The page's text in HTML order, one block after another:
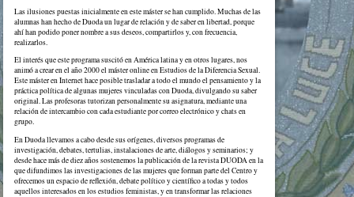
Las ilusiones puestas inicialmente en este máster se han cumplido. Muchas de las
alumnas han hecho de Duoda un lugar de relación y de saber en libertad, porque
ahí han podido poner nombre a sus deseos, compartirlos y, con frecuencia,
realizarlos.
El interés que este programa suscitó en América latina y en otros lugares, nos
animó a crear en el año 2000 el máster online en Estudios de la Diferencia Sexual.
Este máster en Internet hace posible trasladar a todo el mundo el pensamiento y la
práctica política de algunas mujeres vinculadas con Duoda, divulgando su saber
original. Las profesoras tutorizan personalmente su asignatura, mediante una
relación de intercambio con cada estudiante por correo electrónico y chats en
grupo.
En Duoda llevamos a cabo desde sus orígenes, diversos programas de
investigación, debates, tertulias, instalaciones de arte, diálogos y seminarios; y
desde hace más de diez años sostenemos la publicación de la revista DUODA en la
que difundimos las investigaciones de las mujeres que forman parte del Centro y
ofrecemos un espacio de reflexión, debate político y científico a todas y todos
aquellos interesados en los estudios feministas, y en transformar las relaciones